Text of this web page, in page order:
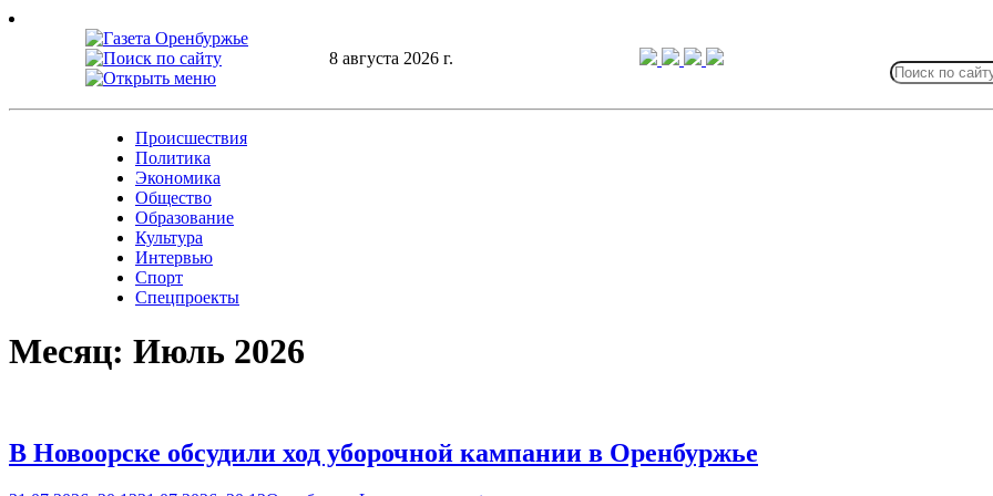
Skip
8 августа 2026 г.
for:
Происшествия
Политика
Экономика
Общество
Образование
Культура
Интервью
Спорт
Спецпроекты
Месяц: Июль 2026
В Новоорске обсудили ход уборочной кампании в Оренбуржье